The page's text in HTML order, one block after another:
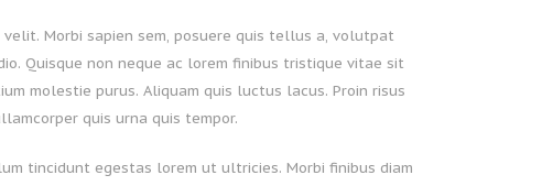
Morbi sapien sem, posuere quis tellus a, volutpat
Quisque non neque ac lorem finibus tristique vitae sit
molestie purus. Aliquam quis luctus lacus. Proin risus
quis urna quis tempor.
tincidunt egestas lorem ut ultricies. Morbi finibus diam